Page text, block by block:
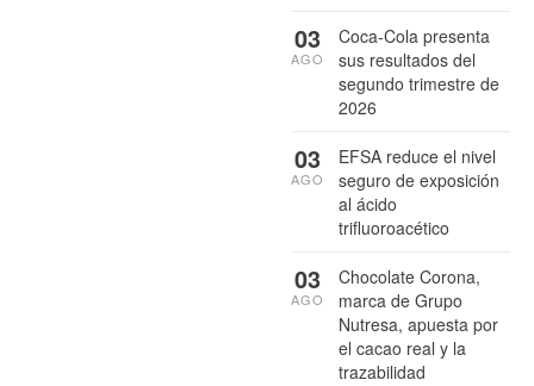
Coca-Cola presenta
sus resultados del
segundo trimestre de
2026
03
AGO
EFSA reduce el nivel
seguro de exposición
al ácido
trifluoroacético
03
AGO
Chocolate Corona,
marca de Grupo
Nutresa, apuesta por
el cacao real y la
trazabilidad
03
AGO